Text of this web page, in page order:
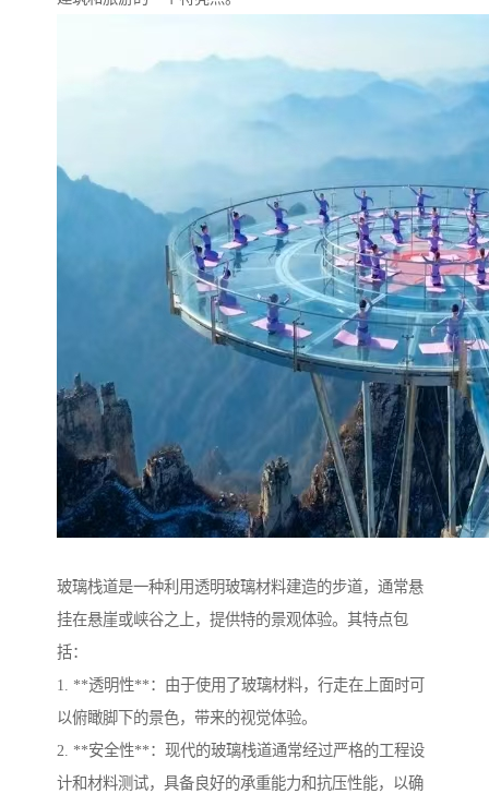
玻璃栈道是一种利用透明玻璃材料建造的步道，通常悬
挂在悬崖或峡谷之上，提供特的景观体验。其特点包
括：
1. **透明性**：由于使用了玻璃材料，行走在上面时可
以俯瞰脚下的景色，带来的视觉体验。
2. **安全性**：现代的玻璃栈道通常经过严格的工程设
计和材料测试，具备良好的承重能力和抗压性能，以确